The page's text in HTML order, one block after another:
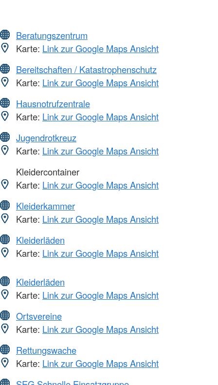
Beratungszentrum
Karte: Link zur Google Maps Ansicht
Bereitschaften / Katastrophenschutz
Karte: Link zur Google Maps Ansicht
Hausnotrufzentrale
Karte: Link zur Google Maps Ansicht
Jugendrotkreuz
Karte: Link zur Google Maps Ansicht
Kleidercontainer
Karte: Link zur Google Maps Ansicht
Kleiderkammer
Karte: Link zur Google Maps Ansicht
Kleiderläden
Karte: Link zur Google Maps Ansicht
Kleiderläden
Karte: Link zur Google Maps Ansicht
Ortsvereine
Karte: Link zur Google Maps Ansicht
Rettungswache
Karte: Link zur Google Maps Ansicht